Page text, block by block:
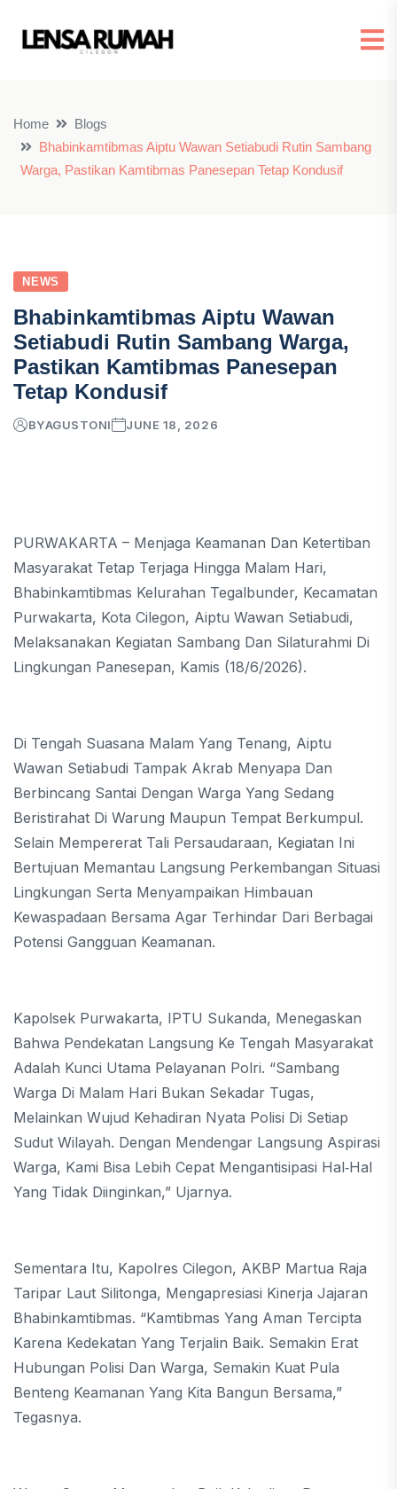
Home
Blogs
Bhabinkamtibmas Aiptu Wawan Setiabudi Rutin Sambang
Warga, Pastikan Kamtibmas Panesepan Tetap Kondusif
NEWS
Bhabinkamtibmas Aiptu Wawan
Setiabudi Rutin Sambang Warga,
Pastikan Kamtibmas Panesepan
Tetap Kondusif
BYAGUSTONI JUNE 18, 2026
PURWAKARTA – Menjaga Keamanan Dan Ketertiban
Masyarakat Tetap Terjaga Hingga Malam Hari,
Bhabinkamtibmas Kelurahan Tegalbunder, Kecamatan
Purwakarta, Kota Cilegon, Aiptu Wawan Setiabudi,
Melaksanakan Kegiatan Sambang Dan Silaturahmi Di
Lingkungan Panesepan, Kamis (18/6/2026).
Di Tengah Suasana Malam Yang Tenang, Aiptu
Wawan Setiabudi Tampak Akrab Menyapa Dan
Berbincang Santai Dengan Warga Yang Sedang
Beristirahat Di Warung Maupun Tempat Berkumpul.
Selain Mempererat Tali Persaudaraan, Kegiatan Ini
Bertujuan Memantau Langsung Perkembangan Situasi
Lingkungan Serta Menyampaikan Himbauan
Kewaspadaan Bersama Agar Terhindar Dari Berbagai
Potensi Gangguan Keamanan.
Kapolsek Purwakarta, IPTU Sukanda, Menegaskan
Bahwa Pendekatan Langsung Ke Tengah Masyarakat
Adalah Kunci Utama Pelayanan Polri. “Sambang
Warga Di Malam Hari Bukan Sekadar Tugas,
Melainkan Wujud Kehadiran Nyata Polisi Di Setiap
Sudut Wilayah. Dengan Mendengar Langsung Aspirasi
Warga, Kami Bisa Lebih Cepat Mengantisipasi Hal‑hal
Yang Tidak Diinginkan,” Ujarnya.
Sementara Itu, Kapolres Cilegon, AKBP Martua Raja
Taripar Laut Silitonga, Mengapresiasi Kinerja Jajaran
Bhabinkamtibmas. “Kamtibmas Yang Aman Tercipta
Karena Kedekatan Yang Terjalin Baik. Semakin Erat
Hubungan Polisi Dan Warga, Semakin Kuat Pula
Benteng Keamanan Yang Kita Bangun Bersama,”
Tegasnya.